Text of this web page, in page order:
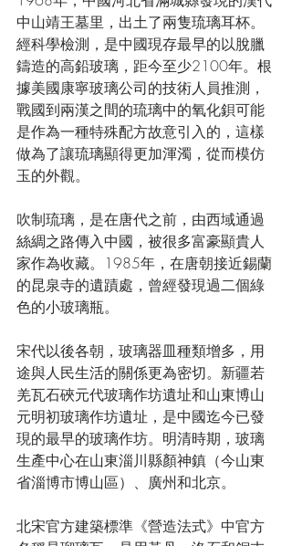
中山靖王墓里，出土了兩隻琉璃耳杯。
經科學檢測，是中國現存最早的以脫臘
鑄造的高鉛玻璃 ，距今至少2100年。根
據美國康寧玻璃公司的技術人員推測，
戰國到兩漢之間的琉璃中的氧化鋇可能
是作為一種特殊配方故意引入的，這樣
做為了讓琉璃顯得更加渾濁，從而模仿
玉的外觀。
吹制琉璃，是在唐代之前，由西域通過
絲綢之路傳入中國，被很多富豪顯貴人
家作為收藏。1985年，在唐朝接近錫蘭
的昆泉寺的遺蹟處，曾經發現過二個綠
色的小玻璃瓶。
宋代以後各朝，玻璃器皿種類增多，用
途與人民生活的關係更為密切。 新疆若
羌瓦石硤元代玻璃作坊遺址和山東博山
元明初玻璃作坊遺址，是中國迄今已發
現的最早的玻璃作坊。 明清時期，玻璃
生產中心在山東淄川縣顏神鎮（今山東
省淄博市博山區）、 廣州和北京。
北宋官方建築標準《營造法式》中官方